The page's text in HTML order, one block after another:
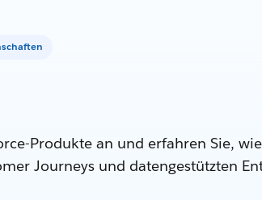
Produkte an und erfahren Sie,
Journeys und datengestützten